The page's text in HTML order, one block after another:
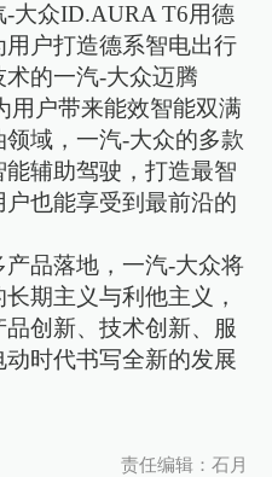
大众ID.AURA T6用德
户打造德系智电出行
的一汽-大众迈腾
用户带来能效智能双满
域，一汽-大众的多款
辅助驾驶，打造最智
也能享受到最前沿的
品落地，一汽-大众将
期主义与利他主义，
创新、技术创新、服
时代书写全新的发展
责任编辑：石月